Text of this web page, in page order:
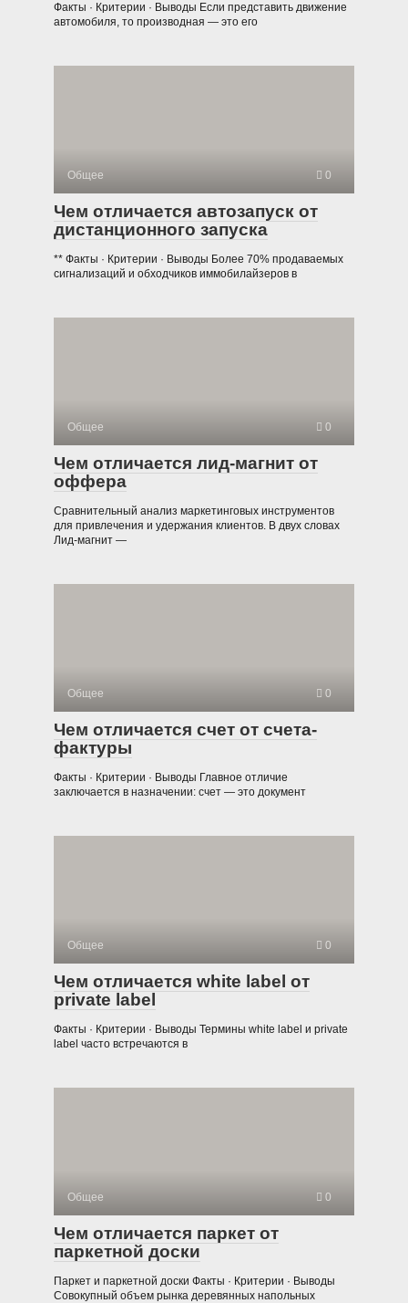
Факты · Критерии · Выводы Если представить движение
автомобиля, то производная — это его
Общее 0
Чем отличается автозапуск от
дистанционного запуска
** Факты · Критерии · Выводы Более 70% продаваемых
сигнализаций и обходчиков иммобилайзеров в
Общее 0
Чем отличается лид-магнит от
оффера
Сравнительный анализ маркетинговых инструментов
для привлечения и удержания клиентов. В двух словах
Лид-магнит —
Общее 0
Чем отличается счет от счета-
фактуры
Факты · Критерии · Выводы Главное отличие
заключается в назначении: счет — это документ
Общее 0
Чем отличается white label от
private label
Факты · Критерии · Выводы Термины white label и private
label часто встречаются в
Общее 0
Чем отличается паркет от
паркетной доски
Паркет и паркетной доски Факты · Критерии · Выводы
Совокупный объем рынка деревянных напольных